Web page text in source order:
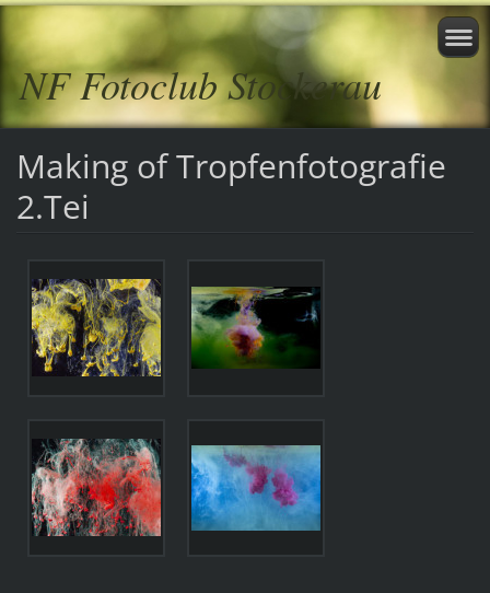
NF Fotoclub Stockerau
Making of Tropfenfotografie
2.Tei